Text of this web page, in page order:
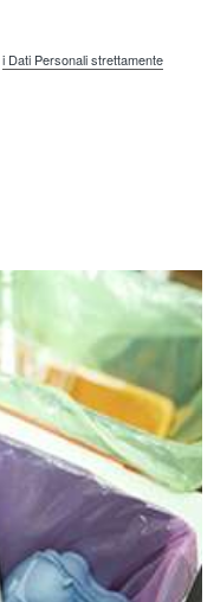
i Dati Personali strettamente